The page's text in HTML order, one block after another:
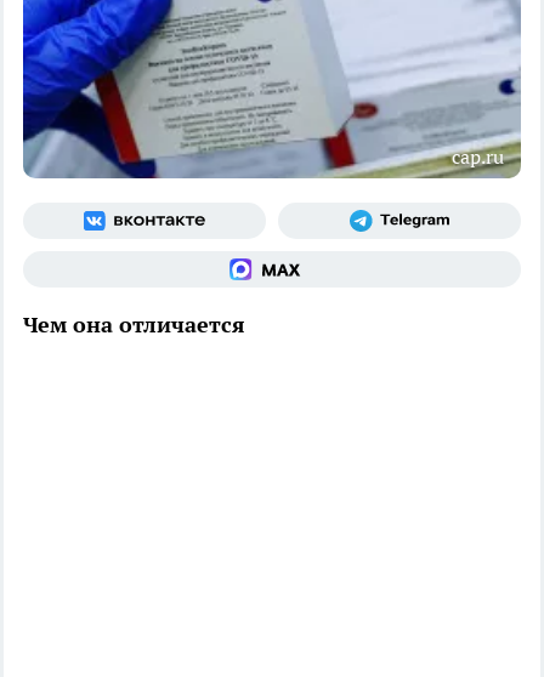
cap.ru
Чем она отличается